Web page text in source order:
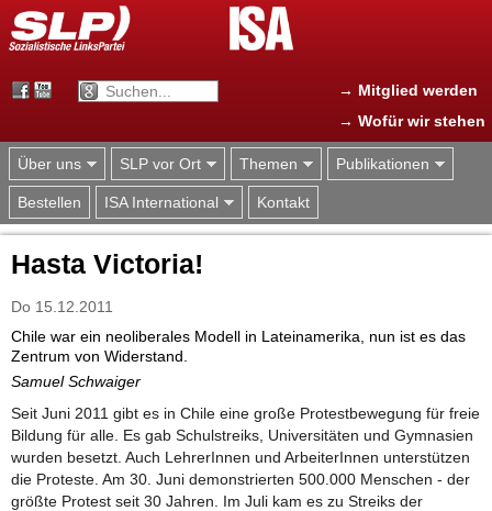
Jump to navigation
→ Mitglied werden
→ Wofür wir stehen
Über uns SLP vor Ort Themen Publikationen
Bestellen ISA International Kontakt
Hasta Victoria!
Do 15.12.2011
Chile war ein neoliberales Modell in Lateinamerika, nun ist es das
Zentrum von Widerstand.
Samuel Schwaiger
Seit Juni 2011 gibt es in Chile eine große Protestbewegung für freie
Bildung für alle. Es gab Schulstreiks, Universitäten und Gymnasien
wurden besetzt. Auch LehrerInnen und ArbeiterInnen unterstützen
die Proteste. Am 30. Juni demonstrierten 500.000 Menschen - der
größte Protest seit 30 Jahren. Im Juli kam es zu Streiks der